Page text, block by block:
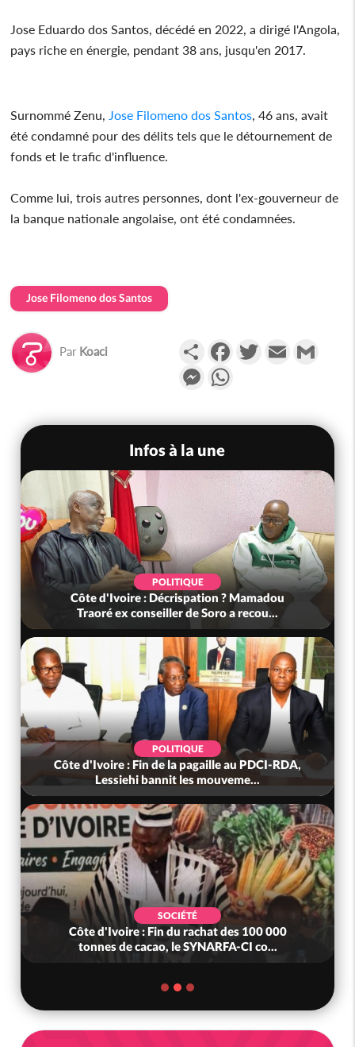
Jose Eduardo dos Santos, décédé en 2022, a dirigé l'Angola,
pays riche en énergie, pendant 38 ans, jusqu'en 2017.
Surnommé Zenu, Jose Filomeno dos Santos , 46 ans, avait
été condamné pour des délits tels que le détournement de
fonds et le trafic d'influence.
Comme lui, trois autres personnes, dont l'ex-gouverneur de
la banque nationale angolaise, ont été condamnées.
Jose Filomeno dos Santos
Par Koaci PartagerFacebookTwitterEmail
Messenger
Infos à la une
POLITIQUE
Côte d'Ivoire : Décrispation ? Mamadou
Traoré ex conseiller de Soro a recou...
POLITIQUE
Côte d'Ivoire : Fin de la pagaille au PDCI-RDA,
Lessiehi bannit les mouveme...
SOCIÉTÉ
Côte d'Ivoire : Fin du rachat des 100 000
tonnes de cacao, le SYNARFA-CI co...